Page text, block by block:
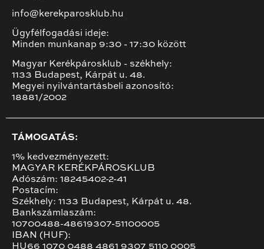
info@kerekparosklub.hu
Ügyfélfogadási ideje:
Minden munkanap 9:30 - 17:30 között
Magyar Kerékpárosklub - székhely:
1133 Budapest, Kárpát u. 48.
Megyei nyilvántartásbeli azonosító:
18881/2002
TÁMOGATÁS:
1% kedvezményezett:
MAGYAR KERÉKPÁROSKLUB
Adószám: 18245402-2-41
Postacím:
Székhely: 1133 Budapest, Kárpát u. 48.
Bankszámlaszám:
10700488-48619307-51100005
IBAN (HUF):
HU66 1070 0488 4861 9307 5110 0005